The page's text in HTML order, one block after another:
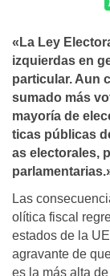
«La Ley
izquierdas en
particular. Aun
sumado más
mayorí­a de
ticas públicas
as electorales,
Las
olítica fiscal
estados de la
agravante de
es la más alta